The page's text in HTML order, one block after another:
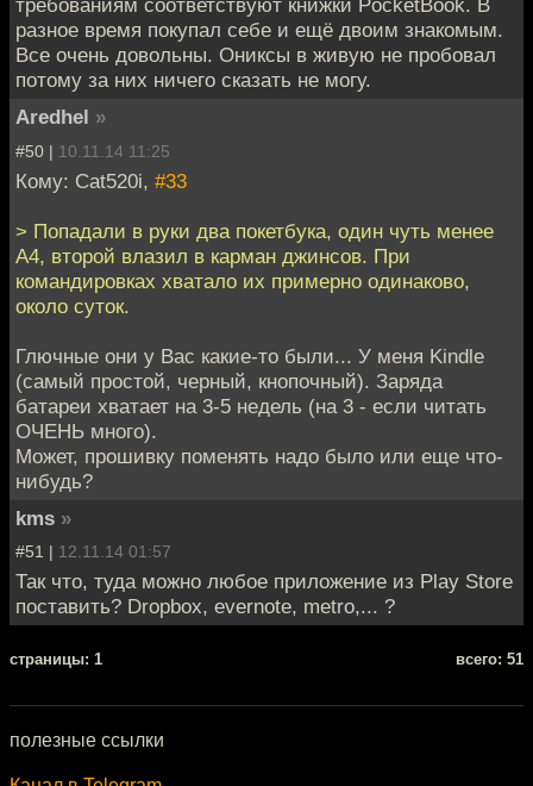
требованиям соответствуют книжки PocketBook. В
разное время покупал себе и ещё двоим знакомым.
Все очень довольны. Ониксы в живую не пробовал
потому за них ничего сказать не могу.
Aredhel »
#50 | 10.11.14 11:25
Кому: Cat520i, #33
> Попадали в руки два покетбука, один чуть менее
А4, второй влазил в карман джинсов. При
командировках хватало их примерно одинаково,
около суток.
Глючные они у Вас какие-то были... У меня Kindle
(самый простой, черный, кнопочный). Заряда
батареи хватает на 3-5 недель (на 3 - если читать
ОЧЕНЬ много).
Может, прошивку поменять надо было или еще что-
нибудь?
kms »
#51 | 12.11.14 01:57
Так что, туда можно любое приложение из Play Store
поставить? Dropbox, evernote, metro,... ?
cтраницы: 1 всего: 51
полезные ссылки